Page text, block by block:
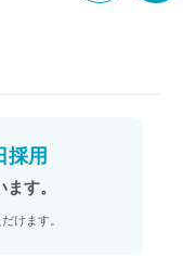
採用
す。
けます。